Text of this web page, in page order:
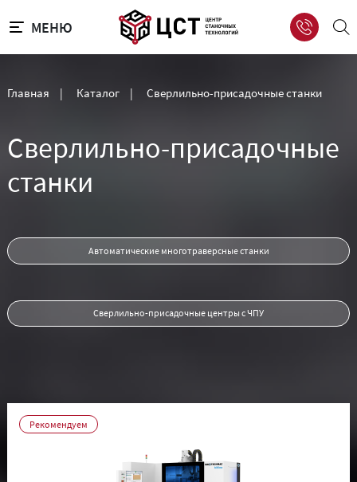
МЕНЮ
Главная | Каталог | Сверлильно-присадочные станки
Сверлильно-присадочные
станки
Автоматические многотраверсные станки
Сверлильно-присадочные центры с ЧПУ
Рекомендуем